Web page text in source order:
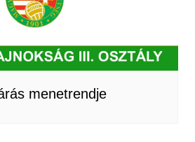
menetrendje